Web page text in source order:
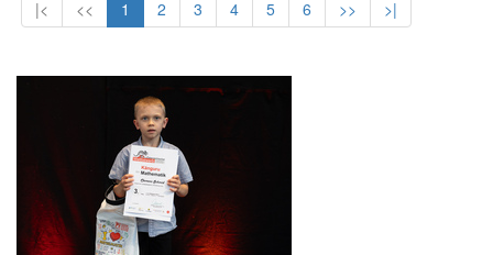
|< << 1 2 3 4 5 6 >> >|